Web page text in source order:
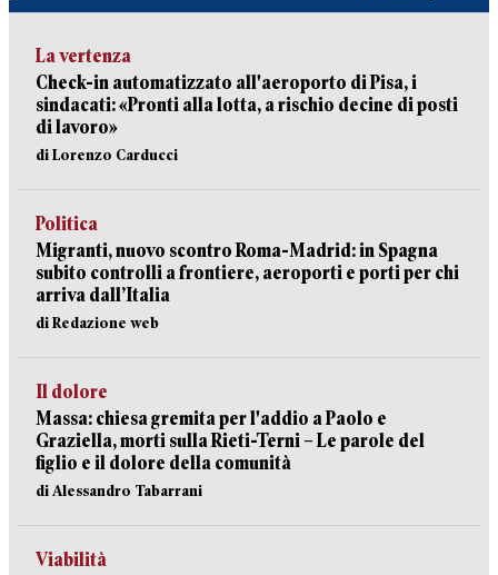
La vertenza
Check-in automatizzato all'aeroporto di Pisa, i
sindacati: «Pronti alla lotta, a rischio decine di posti
di lavoro»
di Lorenzo Carducci
Politica
Migranti, nuovo scontro Roma-Madrid: in Spagna
subito controlli a frontiere, aeroporti e porti per chi
arriva dall’Italia
di Redazione web
Il dolore
Massa: chiesa gremita per l'addio a Paolo e
Graziella, morti sulla Rieti-Terni – Le parole del
figlio e il dolore della comunità
di Alessandro Tabarrani
Viabilità